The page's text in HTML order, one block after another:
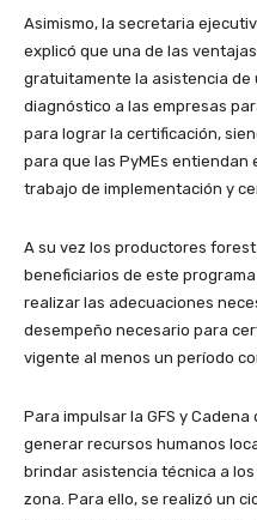
Asimismo, la secretaria
explicó que una de las
gratuitamente la asistencia de
diagnóstico a las empresas
para lograr la certificación,
para que las PyMEs
trabajo de implementación y
A su vez los productores
beneficiarios de este
realizar las adecuaciones
desempeño necesario para
vigente al menos un período
Para impulsar la GFS y
generar recursos humanos
brindar asistencia técnica a
zona. Para ello, se realizó un